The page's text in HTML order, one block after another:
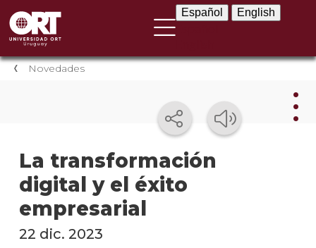
Español English
Novedades
La transformación
digital y el éxito
empresarial
22 dic. 2023